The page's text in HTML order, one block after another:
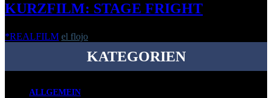
KURZFILM: STAGE FRIGHT
*REALFILM el flojo
KATEGORIEN
ALLGEMEIN